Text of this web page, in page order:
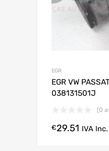
EGR
EGR VW
038131501J
(0
€29.51 IVA Inc.